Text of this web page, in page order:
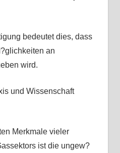
bedeutet dies, dass
an
wird.
und Wissenschaft
Merkmale vieler
ist die ungew?